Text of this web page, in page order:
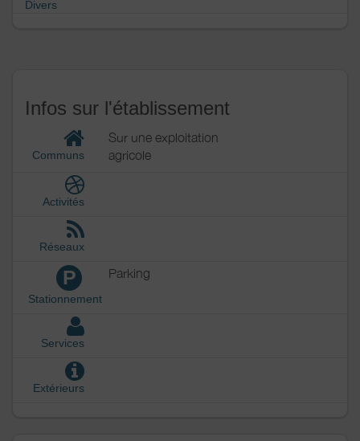
Divers
Infos sur l'établissement
Communs
Sur une exploitation
agricole
Activités
Réseaux
P
Stationnement
Parking
Services
Extérieurs